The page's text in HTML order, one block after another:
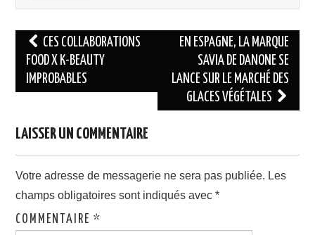
Navigation
des
articles
CES COLLABORATIONS
FOOD X K-BEAUTY
IMPROBABLES
EN ESPAGNE, LA MARQUE
SAVIA DE DANONE SE
LANCE SUR LE MARCHÉ DES
GLACES VÉGÉTALES
LAISSER UN COMMENTAIRE
Votre adresse de messagerie ne sera pas publiée. Les
champs obligatoires sont indiqués avec*
COMMENTAIRE*